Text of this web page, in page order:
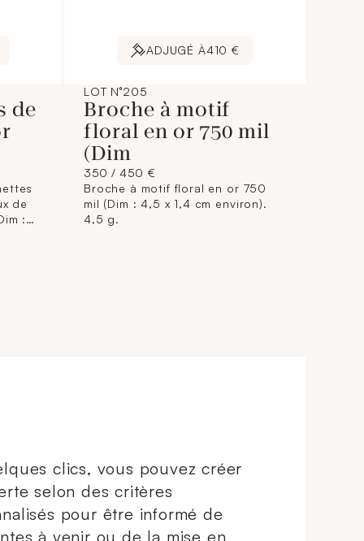
de
de
:
ADJUGÉ À410 €
LOT N°205
Broche à motif
floral en or 750 mil
(Dim
350 / 450 €
Broche à motif floral en or 750
mil (Dim : 4,5 x 1,4 cm environ).
4,5 g.
clics, vous pouvez créer
selon des critères
pour être informé de
à venir ou de la mise en